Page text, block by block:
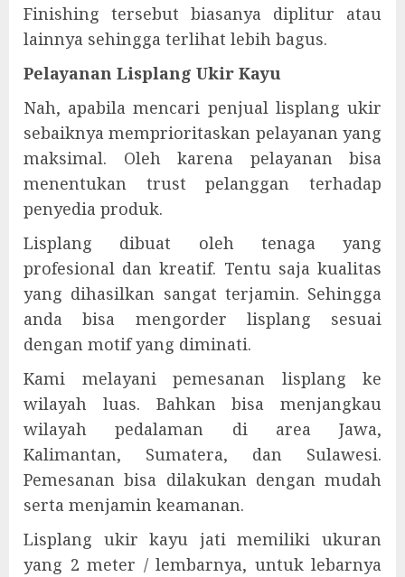
Finishing tersebut biasanya diplitur atau
lainnya sehingga terlihat lebih bagus.
Pelayanan Lisplang Ukir Kayu
Nah, apabila mencari penjual lisplang ukir
sebaiknya memprioritaskan pelayanan yang
maksimal. Oleh karena pelayanan bisa
menentukan trust pelanggan terhadap
penyedia produk.
Lisplang dibuat oleh tenaga yang
profesional dan kreatif. Tentu saja kualitas
yang dihasilkan sangat terjamin. Sehingga
anda bisa mengorder lisplang sesuai
dengan motif yang diminati.
Kami melayani pemesanan lisplang ke
wilayah luas. Bahkan bisa menjangkau
wilayah pedalaman di area Jawa,
Kalimantan, Sumatera, dan Sulawesi.
Pemesanan bisa dilakukan dengan mudah
serta menjamin keamanan.
Lisplang ukir kayu jati memiliki ukuran
yang 2 meter / lembarnya, untuk lebarnya